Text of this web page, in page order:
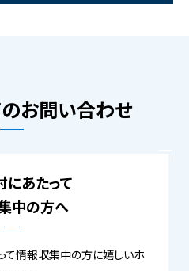
お問い合わせ
にあたって
中の方へ
情報収集中の方に嬉しいホ